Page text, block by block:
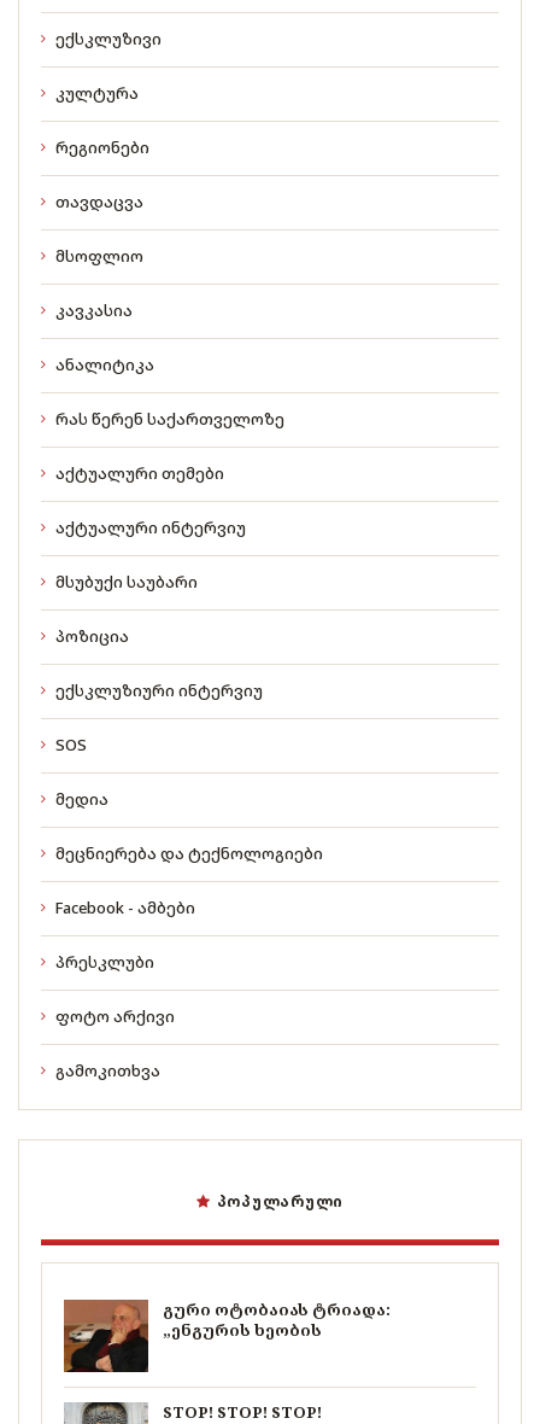
ექსკლუზივი
კულტურა
რეგიონები
თავდაცვა
მსოფლიო
კავკასია
ანალიტიკა
რას წერენ საქართველოზე
აქტუალური თემები
აქტუალური ინტერვიუ
მსუბუქი საუბარი
პოზიცია
ექსკლუზიური ინტერვიუ
SOS
მედია
მეცნიერება და ტექნოლოგიები
Facebook - ამბები
პრესკლუბი
ფოტო არქივი
გამოკითხვა
ᲞᲝᲞᲣᲚᲐᲠᲣᲚᲘ
გური ოტობაიას ტრიადა:
„ენგურის ხეობის
STOP! STOP! STOP!